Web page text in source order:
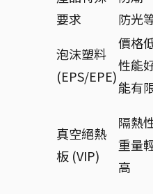
要求
防光
泡沫塑料
(EPS/EPE)
價格
性能
能有
真空絕熱
板 (VIP)
隔熱
重量
高